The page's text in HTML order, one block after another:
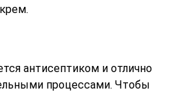
антисептиком и отлично
процессами. Чтобы